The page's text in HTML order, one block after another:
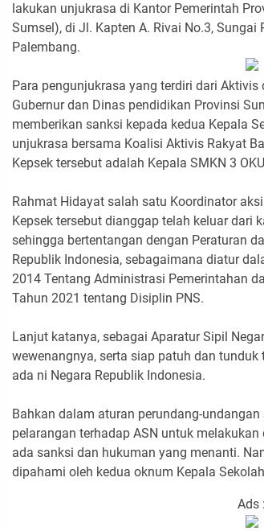
lakukan unjukrasa di Kantor Pemerintah
Sumsel), di Jl. Kapten A. Rivai No.3, Sungai
Palembang.
Para pengunjukrasa yang terdiri dari
Gubernur dan Dinas pendidikan Provinsi
memberikan sanksi kepada kedua Kepala
unjukrasa bersama Koalisi Aktivis Rakyat
Kepsek tersebut adalah Kepala SMKN 3
Rahmat Hidayat salah satu Koordinator
Kepsek tersebut dianggap telah keluar dari
sehingga bertentangan dengan Peraturan
Republik Indonesia, sebagaimana diatur
2014 Tentang Administrasi Pemerintahan
Tahun 2021 tentang Disiplin PNS.
Lanjut katanya, sebagai Aparatur Sipil
wewenangnya, serta siap patuh dan
ada ni Negara Republik Indonesia.
Bahkan dalam aturan perundang-
pelarangan terhadap ASN untuk
ada sanksi dan hukuman yang menanti.
dipahami oleh kedua oknum Kepala
Ads :